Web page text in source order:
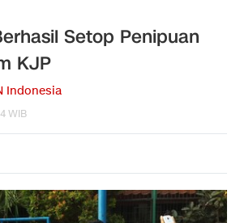
Setop Penipuan
KJP
Indonesia
WIB